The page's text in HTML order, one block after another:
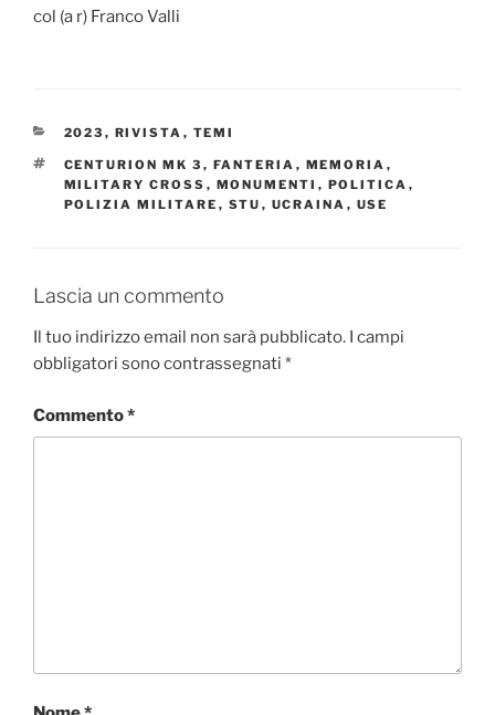
col (a r) Franco Valli
CATEGORIE
2023 , RIVISTA , TEMI
TAG
CENTURION MK 3 , FANTERIA , MEMORIA ,
MILITARY CROSS , MONUMENTI , POLITICA ,
POLIZIA MILITARE , STU , UCRAINA , USE
Lascia un commento
Il tuo indirizzo email non sarà pubblicato. I campi
obbligatori sono contrassegnati *
Commento*